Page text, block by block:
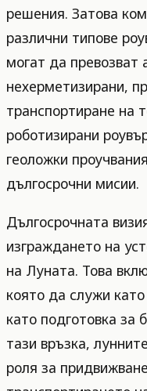
решения. Затова
различни типове
могат да превозват
нехерметизирани,
транспортиране на
роботизирани
геоложки
дългосрочни мисии.
Дългосрочната
изграждането на
на Луната. Това
която да служи
като подготовка
тази връзка,
роля за